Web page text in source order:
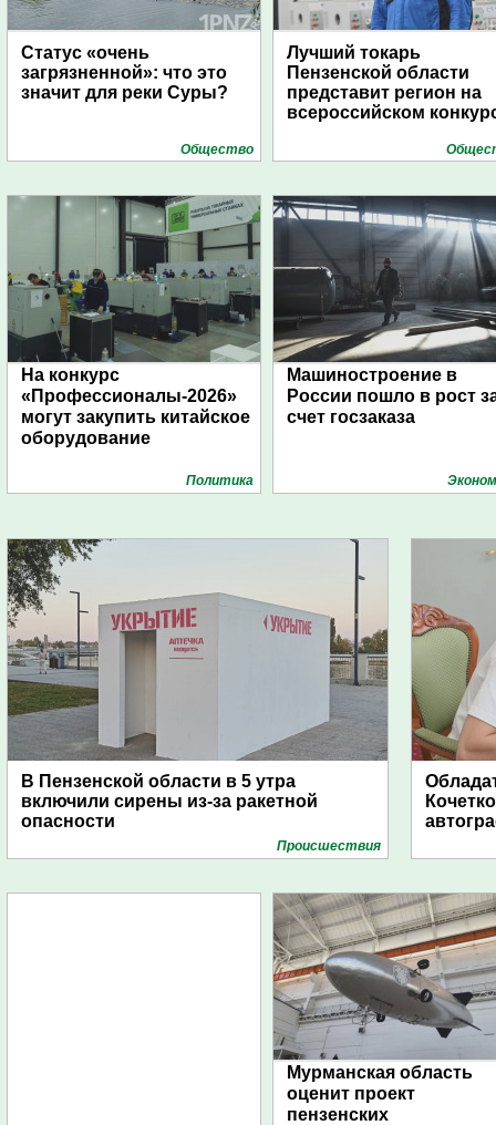
Статус «очень
загрязненной»: что это
значит для реки Суры?
Общество
Лучший токарь
Пензенской области
представит регион на
всероссийском
На конкурс
«Профессионалы-2026»
могут закупить китайское
оборудование
Политика
Машиностроение в
России пошло в рост
счет госзаказа
В Пензенской области в 5 утра
включили сирены из-за ракетной
опасности
Проиcшествия
Мурманская область
оценит проект
пензенских